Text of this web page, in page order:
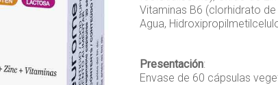
Vitaminas B6 (clorhidrato
Agua,
Presentación:
Envase de 60 cápsulas